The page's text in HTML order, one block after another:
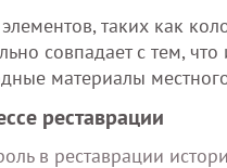
таких как
совпадает с тем,
материалы
реставрации
в реставрации